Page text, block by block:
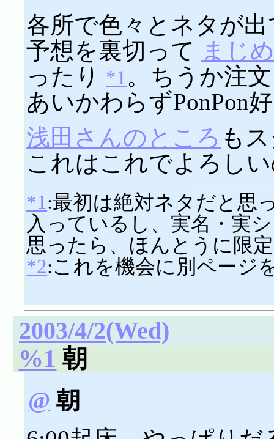
各所で色々とネタが
予想を裏切って まじ
ったり
*1。ちうか注
あいかわらずPonPon
浅田さんのところ も
これはこれでよろし
*1:最初は絶対ネタだと思
入っているし、実名・実
思ったら、ほんとうに限
*2:これを機会に別ページ
2003/4/2(Wed)
%1 朝
@ 朝